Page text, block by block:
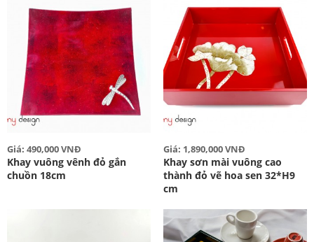
Giá: 490,000 VNĐ
Khay vuông vênh đỏ gắn
chuồn 18cm
Giá: 1,890,000 VNĐ
Khay sơn mài vuông cao
thành đỏ vẽ hoa sen 32*H9
cm